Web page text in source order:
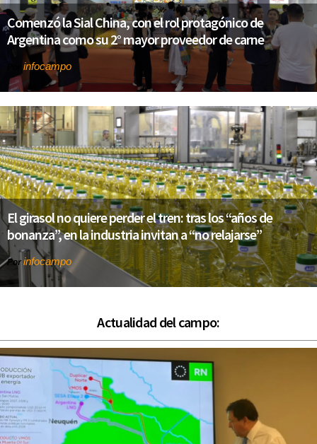
Comenzó la Sial China, con el rol protagónico de
Argentina como su 2° mayor proveedor de carne
infocampo
El girasol no quiere perder el tren: tras los “años de
bonanza”, en la industria invitan a “no relajarse”
Por infocampo
Actualidad del campo: